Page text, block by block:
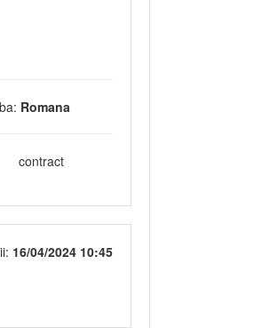
Romana
contract
16/04/2024 10:45